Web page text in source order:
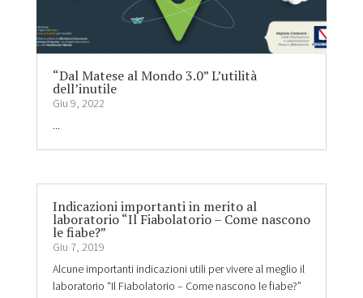
“Dal Matese al Mondo 3.0” L’utilità
dell’inutile
Giu 9, 2022
...
Indicazioni importanti in merito al
laboratorio “Il Fiabolatorio – Come nascono
le fiabe?”
Giu 7, 2019
Alcune importanti indicazioni utili per vivere al meglio il
laboratorio “Il Fiabolatorio – Come nascono le fiabe?”